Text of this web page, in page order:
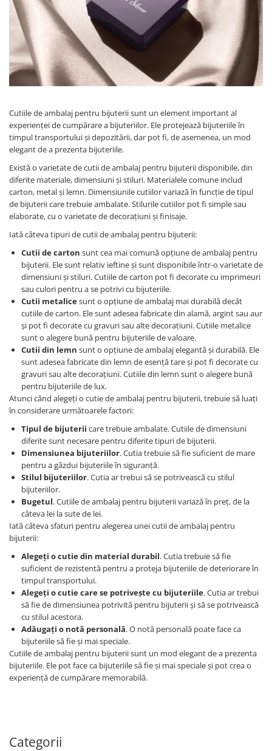
Cutiile de ambalaj pentru bijuterii sunt un element important al
experienței de cumpărare a bijuteriilor. Ele protejează bijuteriile în
timpul transportului și depozitării, dar pot fi, de asemenea, un mod
elegant de a prezenta bijuteriile.
Există o varietate de cutii de ambalaj pentru bijuterii disponibile, din
diferite materiale, dimensiuni și stiluri. Materialele comune includ
carton, metal și lemn. Dimensiunile cutiilor variază în funcție de tipul
de bijuterii care trebuie ambalate. Stilurile cutiilor pot fi simple sau
elaborate, cu o varietate de decorațiuni și finisaje.
Iată câteva tipuri de cutii de ambalaj pentru bijuterii:
Cutii de carton sunt cea mai comună opțiune de ambalaj pentru
bijuterii. Ele sunt relativ ieftine și sunt disponibile într-o varietate de
dimensiuni și stiluri. Cutiile de carton pot fi decorate cu imprimeuri
sau culori pentru a se potrivi cu bijuteriile.
Cutii metalicesunt o opțiune de ambalaj mai durabilă decât
cutiile de carton. Ele sunt adesea fabricate din alamă, argint sau aur
și pot fi decorate cu gravuri sau alte decorațiuni. Cutiile metalice
sunt o alegere bună pentru bijuteriile de valoare.
Cutii din lemn sunt o opțiune de ambalaj elegantă și durabilă. Ele
sunt adesea fabricate din lemn de esență tare și pot fi decorate cu
gravuri sau alte decorațiuni. Cutiile din lemn sunt o alegere bună
pentru bijuteriile de lux.
Atunci când alegeți o cutie de ambalaj pentru bijuterii, trebuie să luați
în considerare următoarele factori:
Tipul de bijuterii care trebuie ambalate. Cutiile de dimensiuni
diferite sunt necesare pentru diferite tipuri de bijuterii.
Dimensiunea bijuteriilor. Cutia trebuie să fie suficient de mare
pentru a găzdui bijuteriile în siguranță.
Stilul bijuteriilor. Cutia ar trebui să se potrivească cu stilul
bijuteriilor.
Bugetul. Cutiile de ambalaj pentru bijuterii variază în preț, de la
câteva lei la sute de lei.
Iată câteva sfaturi pentru alegerea unei cutii de ambalaj pentru
bijuterii:
Alegeți o cutie din material durabil. Cutia trebuie să fie
suficient de rezistentă pentru a proteja bijuteriile de deteriorare în
timpul transportului.
Alegeți o cutie care se potrivește cu bijuteriile. Cutia ar trebui
să fie de dimensiunea potrivită pentru bijuterii și să se potrivească
cu stilul acestora.
Adăugați o notă personală. O notă personală poate face ca
bijuteriile să fie și mai speciale.
Cutiile de ambalaj pentru bijuterii sunt un mod elegant de a prezenta
bijuteriile. Ele pot face ca bijuteriile să fie și mai speciale și pot crea o
experiență de cumpărare memorabilă.
Categorii